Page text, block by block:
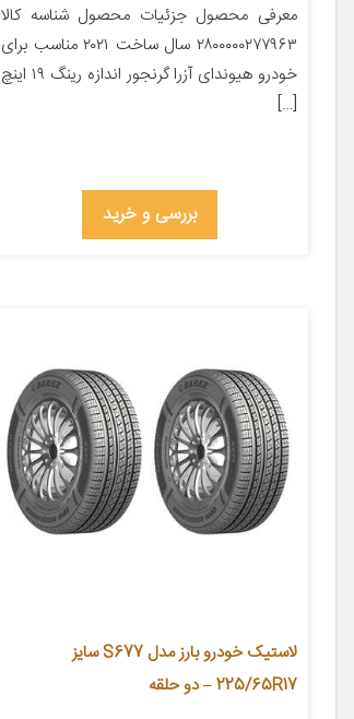
معرفی محصول جزئیات محصول شناسه کالا
۲۸۰۰۰۰۰۲۷۷۹۶۳ سال ساخت ۲۰۲۱ مناسب برای
خودرو هیوندای آزرا گرنجور اندازه رینگ ۱۹ اینچ
[…]
بررسی و خرید
لاستیک خودرو بارز مدل S677 سایز
225/65R17 – دو حلقه